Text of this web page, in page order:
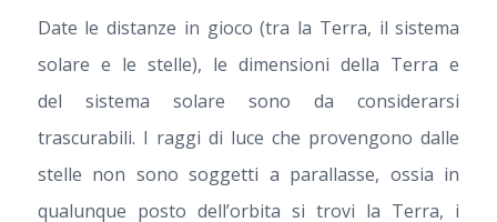
Date le distanze in gioco (tra la Terra, il sistema
solare e le stelle), le dimensioni della Terra e
del sistema solare sono da considerarsi
trascurabili. I raggi di luce che provengono dalle
stelle non sono soggetti a parallasse, ossia in
qualunque posto dell’orbita si trovi la Terra, i